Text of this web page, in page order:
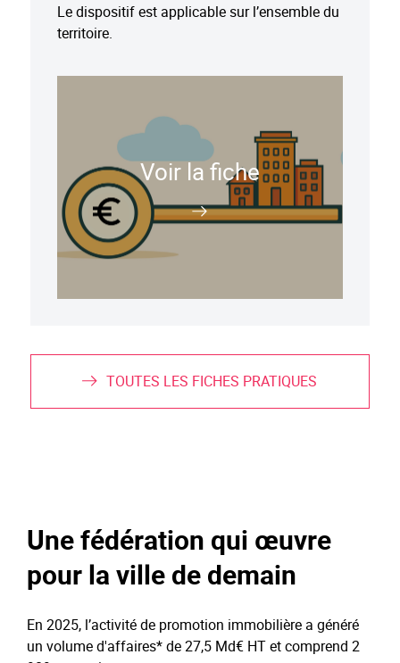
Le dispositif est applicable sur l’ensemble du
territoire.
Voir la fiche
TOUTES LES FICHES PRATIQUES
Une fédération qui œuvre
pour la ville de demain
En 2025, l’activité de promotion immobilière a généré
un volume d'affaires* de 27,5 Md€ HT et comprend 2